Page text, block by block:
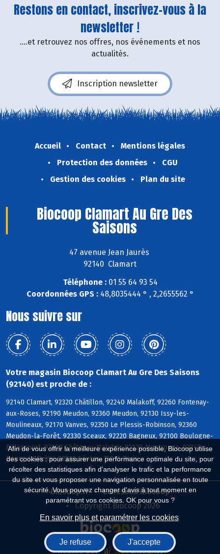
Afin de vous offrir la meilleure expérience possible, Biocoop utilise
des cookies : pour assurer une performance optimale du site, pour
récolter des statistiques afin d'analyser le trafic et la performance
du site et vous proposer une navigation personnalisée en toute
sécurité. Vous pouvez changer d'avis à tout moment en
paramétrant vos cookies. OK pour vous ?
En savoir plus et paramétrer les cookies
Je refuse J'accepte
Restons en contact, inscrivez-vous à la
newsletter !
....et retrouvez nos offres, nos événements et nos
actualités.
Inscription newsletter
Accueil Contact
Mentions légales
Protection des données
CGU
Gestion des cookies
Plan du site
Biocoop Clamart Au Gre Des
Saisons
47 avenue Jean Jaurès
92140 Clamart
Téléphone :01 55 64 93 54
Coordonnées GPS :48,8035444 ° , 2,2655562 °
Nous suivre sur
Votre magasin Biocoop Clamart Au Gre Des Saisons
(92140) est proche de :
92140 Clamart, 92320 Châtillon, 92240 Malakoff, 92260 Fontenay-
aux-Roses, 92190 Meudon, 92360 Meudon, 92130 Issy-les-
Moulineaux, 92170 Vanves, 92350 Le Plessis-Robinson, 92360
Meudon-la-Forêt, 92330 Sceaux, 92220 Bagneux, 92100 Boulogne-
Billancourt, 92290 Châtenay-Malabry, 92120 Montrouge, 92340
Bourg-la-Reine, 92310 Sèvres, 75015 Paris
Biocoop.fr
Le réseau Biocoop
Copyright Biocoop 2026
Réalisé par